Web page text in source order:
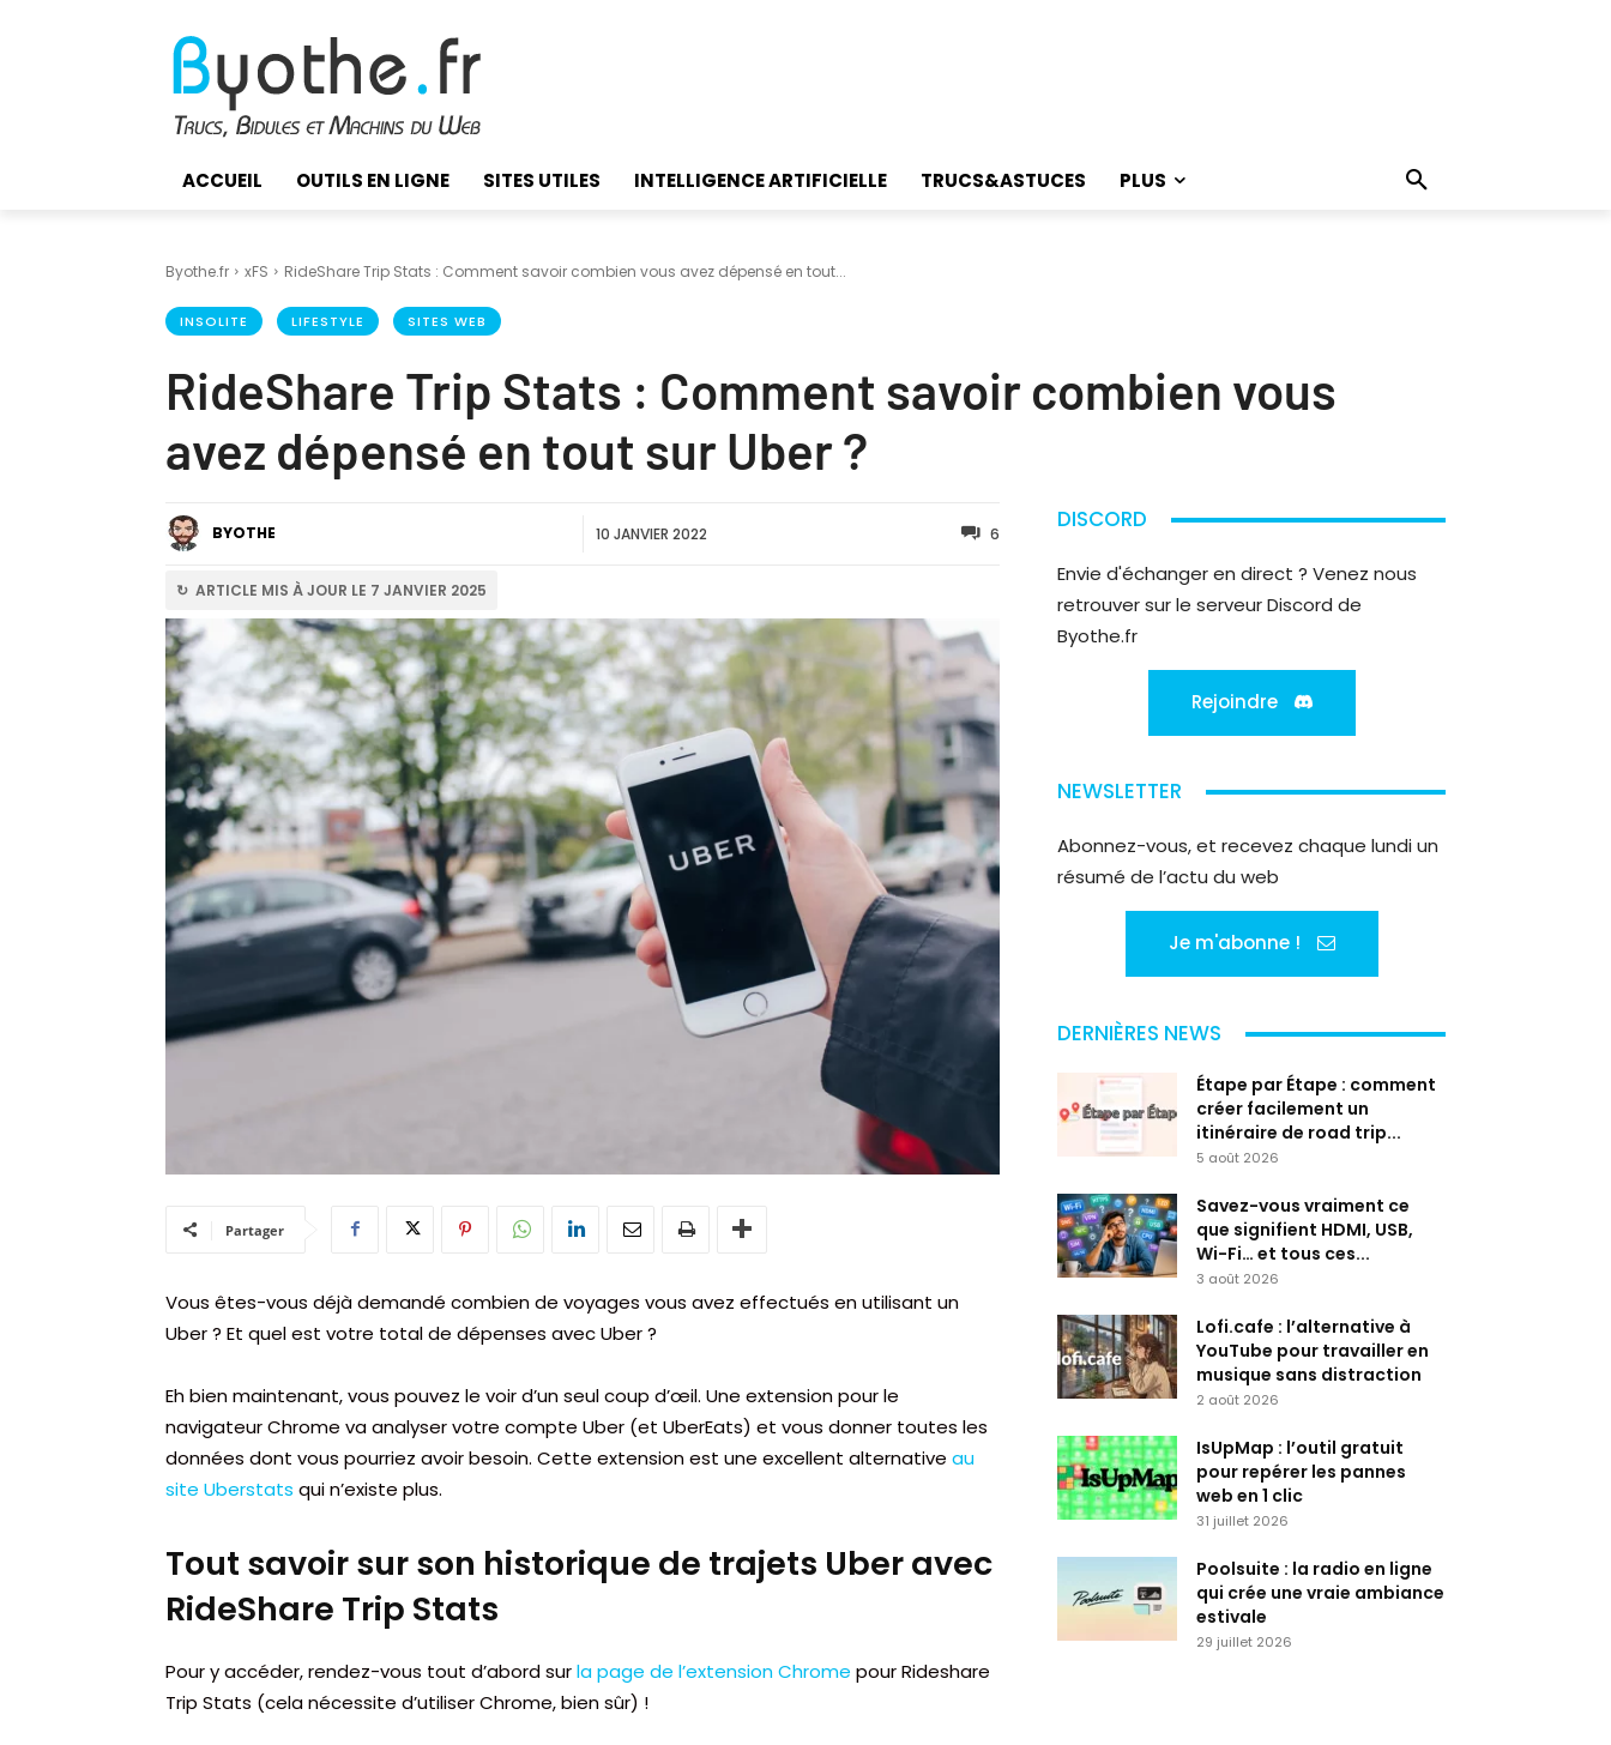
ACCUEIL OUTILS EN LIGNE SITES UTILES INTELLIGENCE ARTIFICIELLE TRUCS&ASTUCES PLUS
Byothe.fr xFS RideShare Trip Stats : Comment savoir combien vous avez dépensé en tout...
INSOLITE LIFESTYLE SITES WEB
RideShare Trip Stats : Comment savoir combien vous
avez dépensé en tout sur Uber ?
BYOTHE 10 JANVIER 2022 6
↻ ARTICLE MIS À JOUR LE 7 JANVIER 2025
Partager
Vous êtes-vous déjà demandé combien de voyages vous avez effectués en utilisant un
Uber ? Et quel est votre total de dépenses avec Uber ?
Eh bien maintenant, vous pouvez le voir d’un seul coup d’œil. Une extension pour le
navigateur Chrome va analyser votre compte Uber (et UberEats) et vous donner toutes les
données dont vous pourriez avoir besoin. Cette extension est une excellent alternative au
site Uberstats qui n’existe plus.
Tout savoir sur son historique de trajets Uber avec
RideShare Trip Stats
Pour y accéder, rendez-vous tout d’abord surla page de l’extension Chrome pour Rideshare
Trip Stats (cela nécessite d’utiliser Chrome, bien sûr) !
DISCORD
Envie d'échanger en direct ? Venez nous
retrouver sur le serveur Discord de
Byothe.fr
Rejoindre
NEWSLETTER
Abonnez-vous, et recevez chaque lundi un
résumé de l’actu du web
Je m'abonne !
DERNIÈRES NEWS
Étape par Étape : comment
créer facilement un
itinéraire de road trip...
5 août 2026
Savez-vous vraiment ce
que signifient HDMI, USB,
Wi-Fi… et tous ces...
3 août 2026
Lofi.cafe : l’alternative à
YouTube pour travailler en
musique sans distraction
2 août 2026
IsUpMap : l’outil gratuit
pour repérer les pannes
web en 1 clic
31 juillet 2026
Poolsuite : la radio en ligne
qui crée une vraie ambiance
estivale
29 juillet 2026